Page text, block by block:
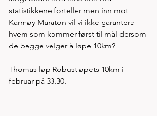
statistikkene forteller men inn mot
Karmøy Maraton vil vi ikke garantere
hvem som kommer først til mål dersom
de begge velger å løpe 10km?
Thomas løp Robustløpets 10km i
februar på 33.30.